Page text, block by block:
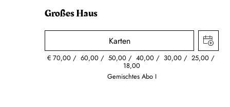
Großes Haus
Karten
€ 70,00 60,00 50,00 40,00 30,00 25,00
18,00
Gemischtes Abo I